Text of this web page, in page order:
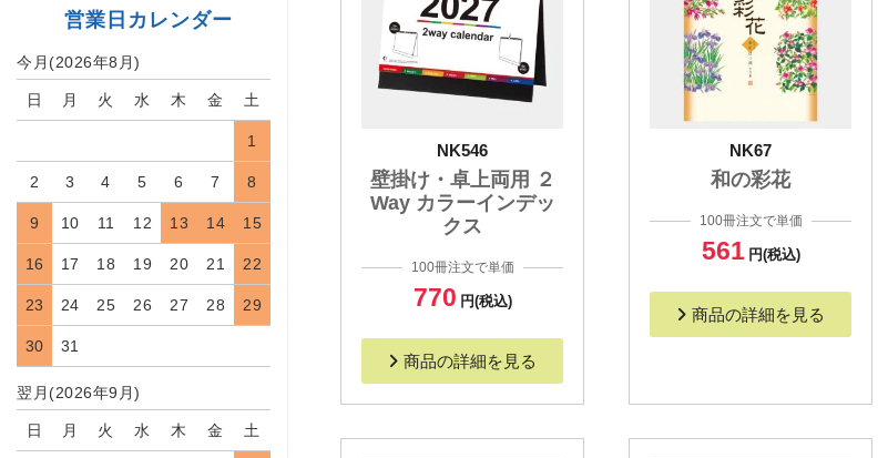
NK546
壁掛け・卓上両用 ２
Way カラーインデッ
クス
100冊注文で単価
770 円(税込)
商品の詳細を見る
NK67
和の彩花
100冊注文で単価
561 円(税込)
商品の詳細を見る
営業日カレンダー
今月(2026年8月)
日 月 火 水 木 金 土
1
2 3 4 5 6 7 8
9 10 11 12 13 14 15
16 17 18 19 20 21 22
23 24 25 26 27 28 29
30 31
翌月(2026年9月)
日 月 火 水 木 金 土